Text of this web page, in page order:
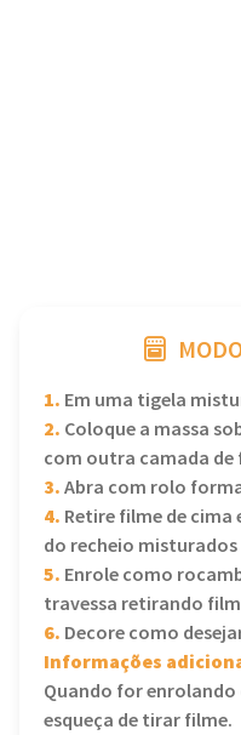
1. Em uma tigela
2. Coloque a massa
com outra camada de
3.Abra com rolo
4. Retire filme de cima
do recheio misturados
5. Enrole como
travessa retirando
6. Decore como
Informações
Quando for
esqueça de tirar filme.